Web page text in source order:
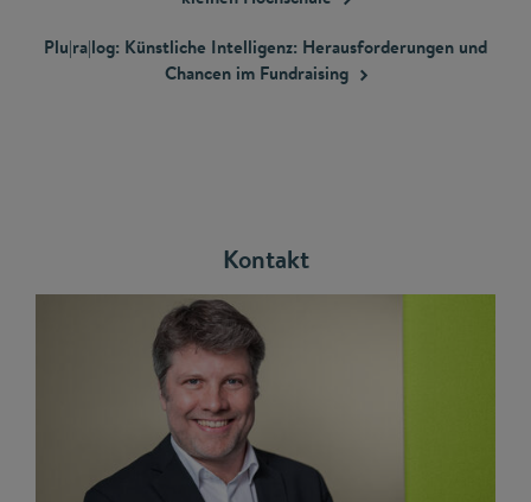
Plu|ra|log: Künstliche Intelligenz: Herausforderungen und
Chancen im Fundraising
Kontakt